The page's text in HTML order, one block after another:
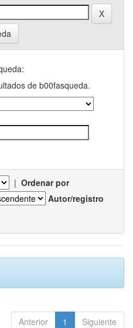
de b00fasqueda.
| Ordenar por
Autor/registro
Anterior 1 Siguiente